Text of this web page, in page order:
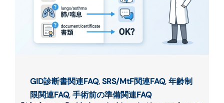
GID診断書関連FAQ,SRS/MtF関連FAQ,年齢制
限関連FAQ,手術前の準備関連FAQ